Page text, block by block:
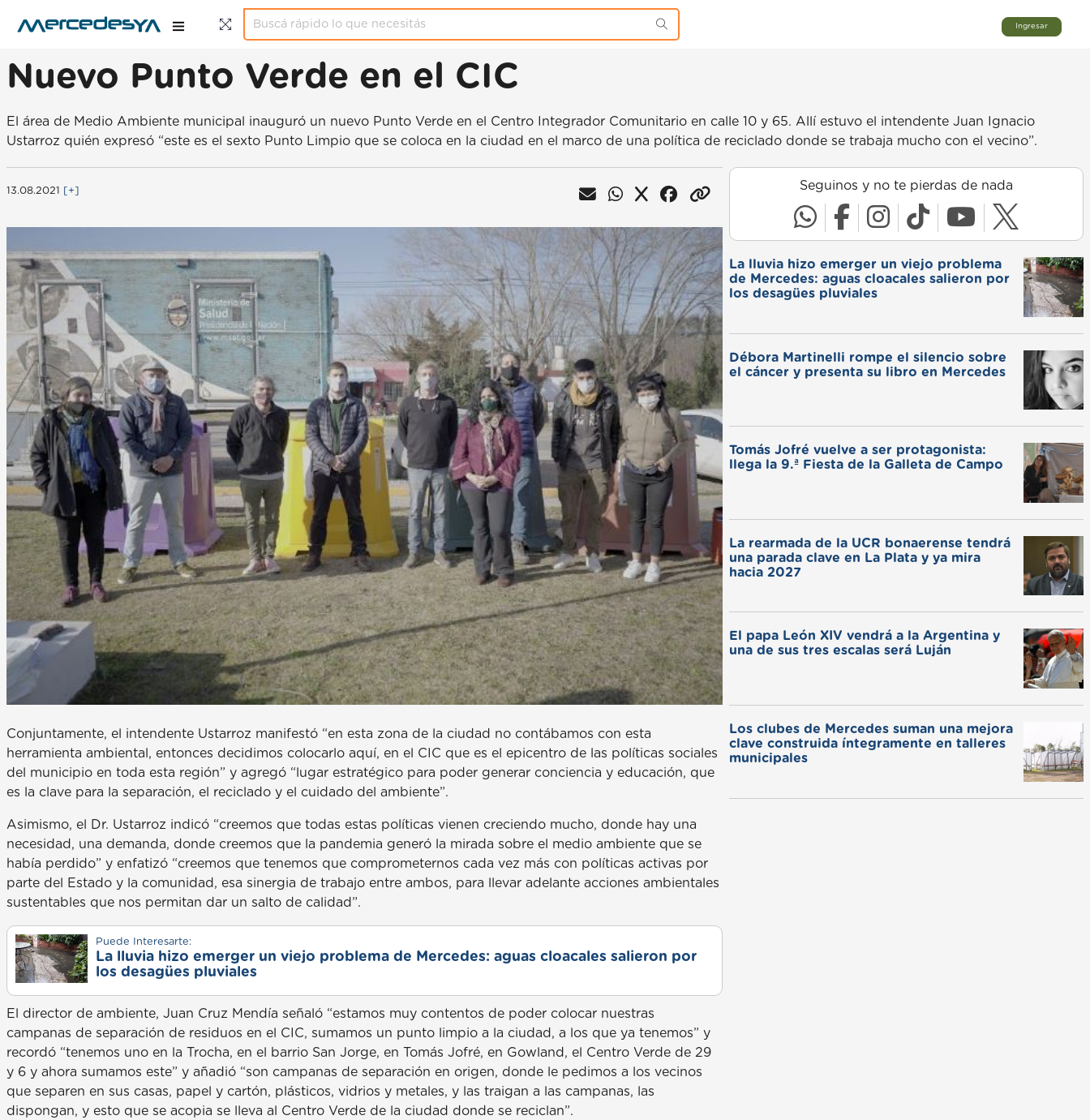
Ingresar
Nuevo Punto Verde en el CIC
El área de Medio Ambiente municipal inauguró un nuevo Punto Verde en el Centro Integrador Comunitario en calle 10 y 65. Allí estuvo el intendente Juan Ignacio
Ustarroz quién expresó “este es el sexto Punto Limpio que se coloca en la ciudad en el marco de una política de reciclado donde se trabaja mucho con el vecino”.
13.08.2021 [+]
Conjuntamente, el intendente Ustarroz manifestó “en esta zona de la ciudad no contábamos con esta
herramienta ambiental, entonces decidimos colocarlo aquí, en el CIC que es el epicentro de las políticas sociales
del municipio en toda esta región” y agregó “lugar estratégico para poder generar conciencia y educación, que
es la clave para la separación, el reciclado y el cuidado del ambiente”.
Asimismo, el Dr. Ustarroz indicó “creemos que todas estas políticas vienen creciendo mucho, donde hay una
necesidad, una demanda, donde creemos que la pandemia generó la mirada sobre el medio ambiente que se
había perdido” y enfatizó “creemos que tenemos que comprometernos cada vez más con políticas activas por
parte del Estado y la comunidad, esa sinergia de trabajo entre ambos, para llevar adelante acciones ambientales
sustentables que nos permitan dar un salto de calidad”.
Puede Interesarte:
La lluvia hizo emerger un viejo problema de Mercedes: aguas cloacales salieron por
los desagües pluviales
El director de ambiente, Juan Cruz Mendía señaló “estamos muy contentos de poder colocar nuestras
campanas de separación de residuos en el CIC, sumamos un punto limpio a la ciudad, a los que ya tenemos” y
recordó “tenemos uno en la Trocha, en el barrio San Jorge, en Tomás Jofré, en Gowland, el Centro Verde de 29
y 6 y ahora sumamos este” y añadió “son campanas de separación en origen, donde le pedimos a los vecinos
que separen en sus casas, papel y cartón, plásticos, vidrios y metales, y las traigan a las campanas, las
dispongan, y esto que se acopia se lleva al Centro Verde de la ciudad donde se reciclan”.
Seguinos y no te pierdas de nada
La lluvia hizo emerger un viejo problema
de Mercedes: aguas cloacales salieron por
los desagües pluviales
Débora Martinelli rompe el silencio sobre
el cáncer y presenta su libro en Mercedes
Tomás Jofré vuelve a ser protagonista:
llega la 9.ª Fiesta de la Galleta de Campo
La rearmada de la UCR bonaerense tendrá
una parada clave en La Plata y ya mira
hacia 2027
El papa León XIV vendrá a la Argentina y
una de sus tres escalas será Luján
Los clubes de Mercedes suman una mejora
clave construida íntegramente en talleres
municipales